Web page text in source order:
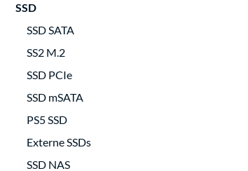
SSD
SSD SATA
SS2 M.2
SSD PCIe
SSD mSATA
PS5 SSD
Externe SSDs
SSD NAS